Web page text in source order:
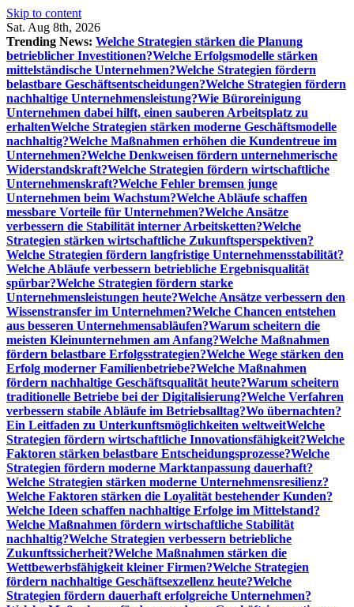
Skip to content
Sat. Aug 8th, 2026
Trending News: Welche Strategien stärken die Planung
betrieblicher Investitionen?Welche Erfolgsmodelle stärken
mittelständische Unternehmen?Welche Strategien fördern
belastbare Geschäftsentscheidungen?Welche Strategien fördern
nachhaltige Unternehmensleistung?Wie Büroreinigung
Unternehmen dabei hilft, einen sauberen Arbeitsplatz zu
erhaltenWelche Strategien stärken moderne Geschäftsmodelle
nachhaltig?Welche Maßnahmen erhöhen die Kundentreue im
Unternehmen?Welche Denkweisen fördern unternehmerische
Widerstandskraft?Welche Strategien fördern wirtschaftliche
Unternehmenskraft?Welche Fehler bremsen junge
Unternehmen beim Wachstum?Welche Abläufe schaffen
messbare Vorteile für Unternehmen?Welche Ansätze
verbessern die Stabilität interner Arbeitsketten?Welche
Strategien stärken wirtschaftliche Zukunftsperspektiven?
Welche Strategien fördern langfristige Unternehmensstabilität?
Welche Abläufe verbessern betriebliche Ergebnisqualität
spürbar?Welche Strategien fördern starke
Unternehmensleistungen heute?Welche Ansätze verbessern den
Wissenstransfer im Unternehmen?Welche Chancen entstehen
aus besseren Unternehmensabläufen?Warum scheitern die
meisten Kleinunternehmen am Anfang?Welche Maßnahmen
fördern belastbare Erfolgsstrategien?Welche Wege stärken den
Erfolg moderner Familienbetriebe?Welche Maßnahmen
fördern nachhaltige Geschäftsqualität heute?Warum scheitern
traditionelle Betriebe bei der Digitalisierung?Welche Verfahren
verbessern stabile Abläufe im Betriebsalltag?Wo übernachten?
Ein Leitfaden zu Unterkunftsmöglichkeiten weltweitWelche
Strategien fördern wirtschaftliche Innovationsfähigkeit?Welche
Faktoren stärken belastbare Entscheidungsprozesse?Welche
Strategien fördern moderne Marktanpassung dauerhaft?
Welche Strategien stärken moderne Unternehmensresilienz?
Welche Faktoren stärken die Loyalität bestehender Kunden?
Welche Ideen schaffen nachhaltige Erfolge im Mittelstand?
Welche Maßnahmen fördern wirtschaftliche Stabilität
nachhaltig?Welche Strategien verbessern betriebliche
Zukunftssicherheit?Welche Maßnahmen stärken die
Wettbewerbsfähigkeit kleiner Firmen?Welche Strategien
fördern nachhaltige Geschäftsexzellenz heute?Welche
Strategien fördern dauerhaft erfolgreiche Unternehmen?